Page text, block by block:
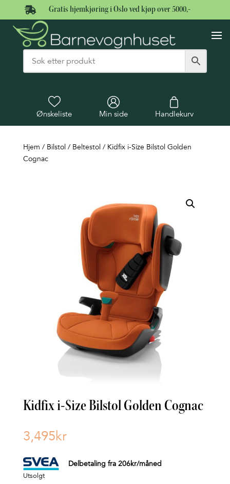
 Gratis hjemkjøring i Oslo ved kjøp over 5000,-
Ønskeliste Min side Handlekurv
Hjem / Bilstol / Beltestol / Kidfix i-Size Bilstol Golden
Cognac
Kidfix i-Size Bilstol Golden Cognac
3,495kr
Delbetaling fra 206kr/måned
Utsolgt